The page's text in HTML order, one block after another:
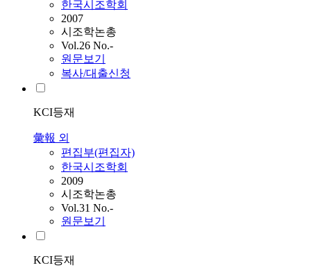
한국시조학회
2007
시조학논총
Vol.26 No.-
원문보기
복사/대출신청
KCI등재
彙報 외
편집부(편집자)
한국시조학회
2009
시조학논총
Vol.31 No.-
원문보기
KCI등재